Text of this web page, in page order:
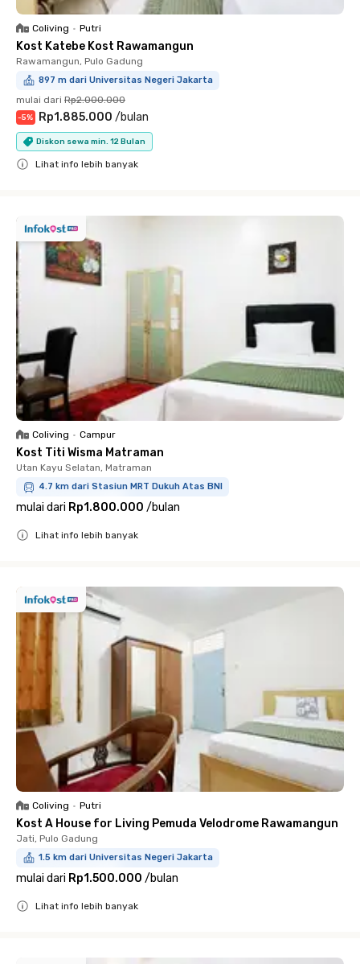
Coliving • Putri
Kost Katebe Kost Rawamangun
Rawamangun, Pulo Gadung
897 m dari Universitas Negeri Jakarta
mulai dari Rp2.000.000
-5% Rp1.885.000 /bulan
Diskon sewa min. 12 Bulan
Lihat info lebih banyak
Coliving • Campur
Kost Titi Wisma Matraman
Utan Kayu Selatan, Matraman
4.7 km dari Stasiun MRT Dukuh Atas BNI
mulai dari Rp1.800.000 /bulan
Lihat info lebih banyak
Coliving • Putri
Kost A House for Living Pemuda Velodrome Rawamangun
Jati, Pulo Gadung
1.5 km dari Universitas Negeri Jakarta
mulai dari Rp1.500.000 /bulan
Lihat info lebih banyak